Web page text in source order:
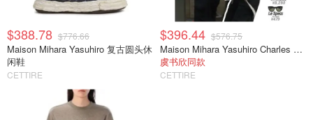
$388.78 $776.66
Maison Mihara Yasuhiro 复古圆头休
闲鞋
CETTIRE
$396.44 $576.75
Maison Mihara Yasuhiro Charles 系带休闲鞋
虞书欣同款
CETTIRE